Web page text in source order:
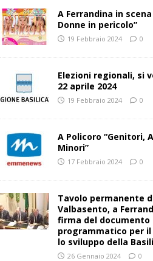
A Ferrandina in scena
Donne in pericolo”
19 Febbraio 2024 0
Elezioni regionali, si
22 aprile 2024
19 Febbraio 2024 0
A Policoro “Genitori,
Minori”
17 Febbraio 2024 0
Tavolo permanente
Valbasento, a
firma del documento
programmatico per il
lo sviluppo della
26 Gennaio 2024 0